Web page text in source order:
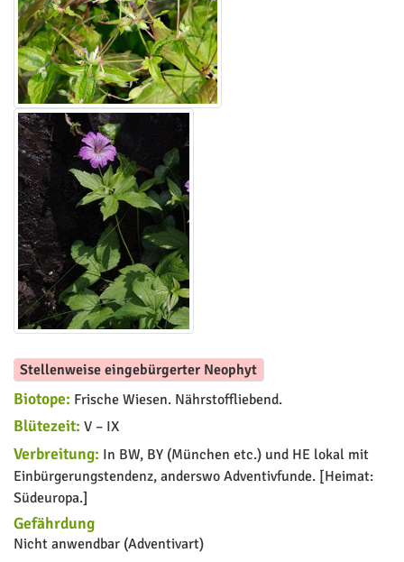
Stellenweise eingebürgerter Neophyt
Biotope: Frische Wiesen. Nährstoffliebend.
Blütezeit: V – IX
Verbreitung: In BW, BY (München etc.) und HE lokal mit
Einbürgerungstendenz, anderswo Adventivfunde. [Heimat:
Südeuropa.]
Gefährdung
Nicht anwendbar (Adventivart)